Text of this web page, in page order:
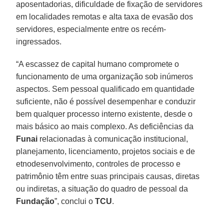
aposentadorias, dificuldade de fixação de servidores
em localidades remotas e alta taxa de evasão dos
servidores, especialmente entre os recém-
ingressados.
“A escassez de capital humano compromete o
funcionamento de uma organização sob inúmeros
aspectos. Sem pessoal qualificado em quantidade
suficiente, não é possível desempenhar e conduzir
bem qualquer processo interno existente, desde o
mais básico ao mais complexo. As deficiências da
Funai relacionadas à comunicação institucional,
planejamento, licenciamento, projetos sociais e de
etnodesenvolvimento, controles de processo e
patrimônio têm entre suas principais causas, diretas
ou indiretas, a situação do quadro de pessoal da
Fundação”, conclui oTCU.